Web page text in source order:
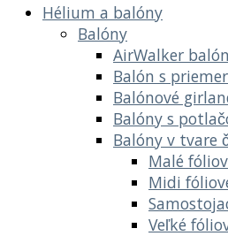
Hélium a balóny
Balóny
AirWalker
Balón s
Balónové
Balóny s
Balóny v tvare
Malé
Midi
Veľké